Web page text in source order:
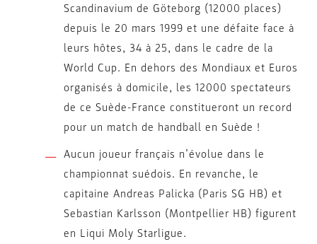
Scandinavium de Göteborg (12000 places)
depuis le 20 mars 1999 et une défaite face à
leurs hôtes, 34 à 25, dans le cadre de la
World Cup. En dehors des Mondiaux et Euros
organisés à domicile, les 12000 spectateurs
de ce Suède-France constitueront un record
pour un match de handball en Suède !
Aucun joueur français n’évolue dans le
championnat suédois. En revanche, le
capitaine Andreas Palicka (Paris SG HB) et
Sebastian Karlsson (Montpellier HB) figurent
en Liqui Moly Starligue.